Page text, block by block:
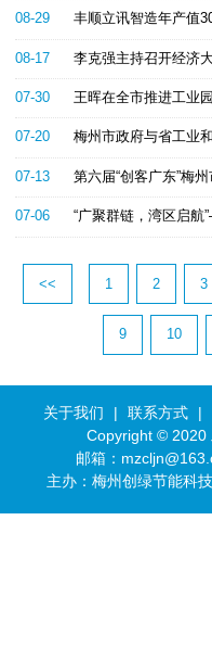
08-29 丰顺立讯智造年产值
08-17
07-30
07-20
07-13 第六届“创客广东”梅
07-06
<< 1 2 3
9 10
关于我们 | 联系方式 |
Copyright © 2020
邮箱：
主办：梅州创绿节能科